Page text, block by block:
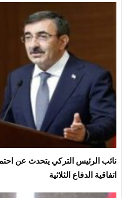
نائب الرئيس التركي يتحدث عن
اتفاقية الدفاع الثلاثية